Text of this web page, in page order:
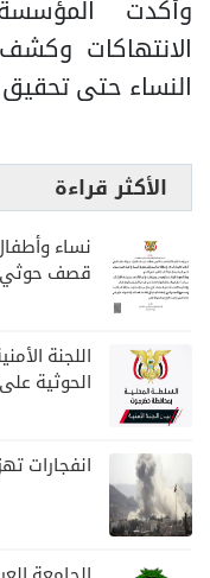
وأكدت
الانتهاكات
النساء حتى تحقيق
الأكثر قراءة
نساء
قصف حوثي
اللجنة
الحوثية
انفجارات